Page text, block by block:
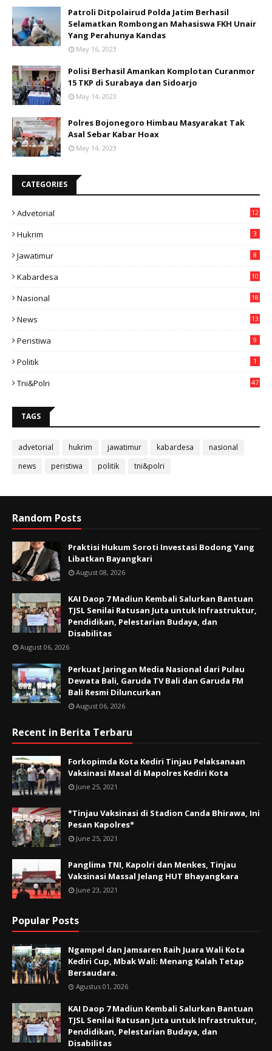
Patroli Ditpolairud Polda Jatim Berhasil
Selamatkan Rombongan Mahasiswa FKH Unair
Yang Perahunya Kandas
May 16, 2023
Polisi Berhasil Amankan Komplotan Curanmor
15 TKP di Surabaya dan Sidoarjo
May 14, 2023
Polres Bojonegoro Himbau Masyarakat Tak
Asal Sebar Kabar Hoax
May 14, 2023
CATEGORIES
Advetorial 12
Hukrim 3
Jawatimur 8
Kabardesa
10
Nasional
18
News
13
Peristiwa 9
Politik 1
Tni&polri 47
TAGS
advetorial hukrim jawatimur kabardesa
nasional
news
peristiwa politik tni&polri
Random Posts
Praktisi Hukum Soroti Investasi Bodong Yang
Libatkan Bayangkari
August 08, 2026
KAI Daop 7 Madiun Kembali Salurkan Bantuan
TJSL Senilai Ratusan Juta untuk Infrastruktur,
Pendidikan, Pelestarian Budaya, dan
Disabilitas
August 06, 2026
Perkuat Jaringan Media Nasional dari Pulau
Dewata Bali, Garuda TV Bali dan Garuda FM
Bali Resmi Diluncurkan
August 06, 2026
Recent in Berita Terbaru
Forkopimda Kota Kediri Tinjau Pelaksanaan
Vaksinasi Masal di Mapolres Kediri Kota
June 25, 2021
*Tinjau Vaksinasi di Stadion Canda Bhirawa, Ini
Pesan Kapolres*
June 25, 2021
Panglima TNI, Kapolri dan Menkes, Tinjau
Vaksinasi Massal Jelang HUT Bhayangkara
June 23, 2021
Popular Posts
Ngampel dan Jamsaren Raih Juara Wali Kota
Kediri Cup, Mbak Wali: Menang Kalah Tetap
Bersaudara.
Agustus 01, 2026
KAI Daop 7 Madiun Kembali Salurkan Bantuan
TJSL Senilai Ratusan Juta untuk Infrastruktur,
Pendidikan, Pelestarian Budaya, dan
Disabilitas